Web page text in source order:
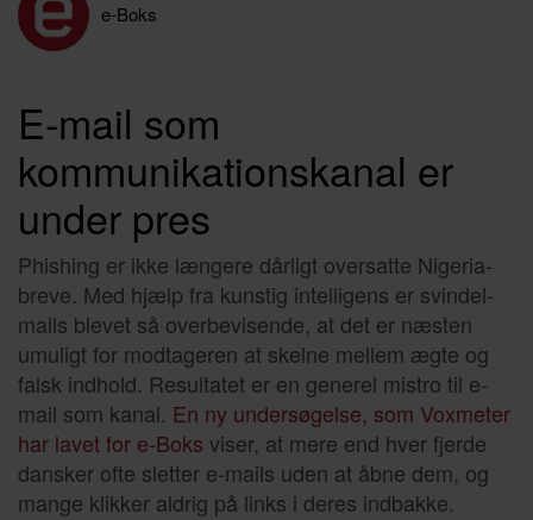
e-Boks
E-mail som
kommunikationskanal er
under pres
Phishing er ikke længere dårligt oversatte Nigeria-
breve. Med hjælp fra kunstig intelligens er svindel-
mails blevet så overbevisende, at det er næsten
umuligt for modtageren at skelne mellem ægte og
falsk indhold. Resultatet er en generel mistro til e-
mail som kanal. En ny undersøgelse, som Voxmeter
har lavet for e-Boks viser, at mere end hver fjerde
dansker ofte sletter e-mails uden at åbne dem, og
mange klikker aldrig på links i deres indbakke.